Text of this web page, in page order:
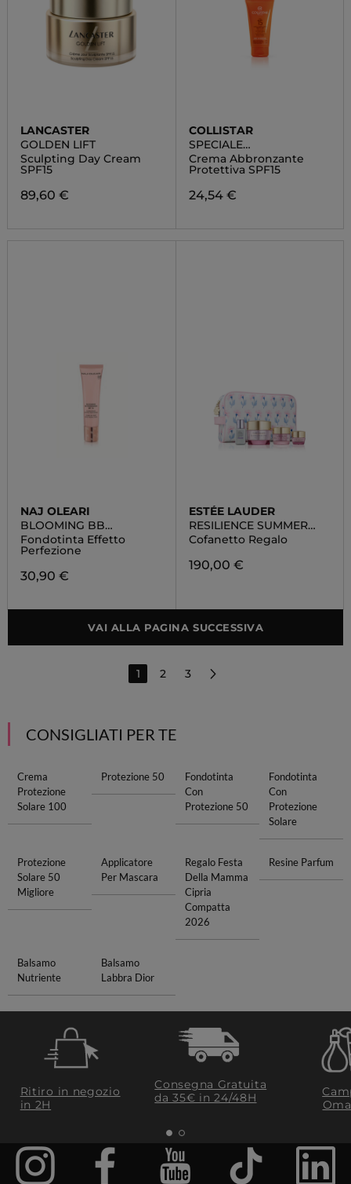
LANCASTER
GOLDEN LIFT
Sculpting Day Cream
SPF15
89,60 €
COLLISTAR
SPECIALE
ABBRONZATURA
PERFETTA
Crema Abbronzante
Protettiva SPF15
24,54 €
NAJ OLEARI
BLOOMING BB
FOUNDATION
Fondotinta Effetto
Perfezione
30,90 €
ESTÉE LAUDER
RESILIENCE SUMMER
SET
Cofanetto Regalo
190,00 €
VAI ALLA PAGINA SUCCESSIVA
1 2 3
CONSIGLIATI PER TE
Crema
Protezione
Solare 100
Protezione 50
Fondotinta
Con
Protezione 50
Fondotinta
Con
Protezione
Solare
Protezione
Solare 50
Migliore
Applicatore
Per Mascara
Regalo Festa
Della Mamma
Cipria
Compatta
2026
Resine Parfum
Balsamo
Nutriente
Balsamo
Labbra Dior
Ritiro in negozio
in 2H
Consegna Gratuita
da 35€​ in 24/48H